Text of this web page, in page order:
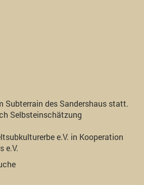
Subterrain des Sandershaus statt.
Selbsteinschätzung
e.V. in Kooperation
e.V.